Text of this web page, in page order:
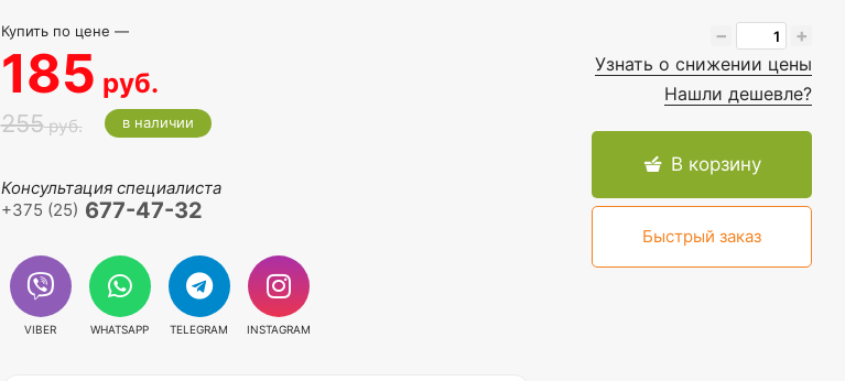
Купить по цене —
185 руб.
255руб. в наличии
Консультация специалиста
+375 (25) 677-47-32
VIBER WHATSAPP TELEGRAM INSTAGRAM
−
+
Узнать о снижении цены
Нашли дешевле?
В корзину
Быстрый заказ